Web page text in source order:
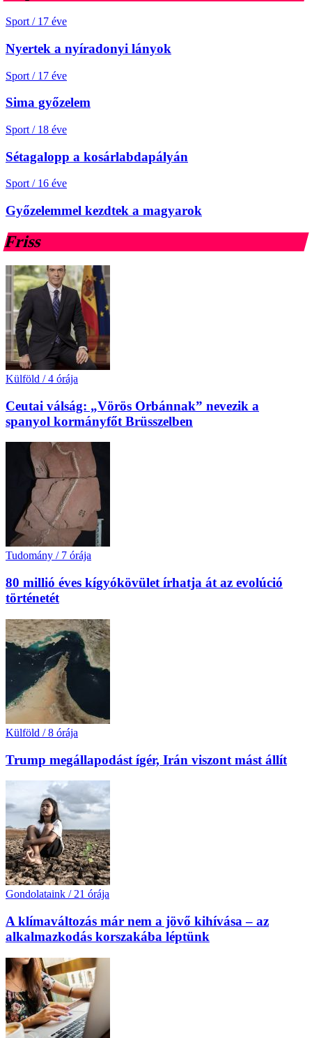
Sport / 17 éve
Nyertek a nyíradonyi lányok
Sport / 17 éve
Sima győzelem
Sport / 18 éve
Sétagalopp a kosárlabdapályán
Sport / 16 éve
Győzelemmel kezdtek a magyarok
Friss
Külföld / 4 órája
Ceutai válság: „Vörös Orbánnak” nevezik a
spanyol kormányfőt Brüsszelben
Tudomány / 7 órája
80 millió éves kígyókövület írhatja át az evolúció
történetét
Külföld / 8 órája
Trump megállapodást ígér, Irán viszont mást állít
Gondolataink / 21 órája
A klímaváltozás már nem a jövő kihívása – az
alkalmazkodás korszakába léptünk